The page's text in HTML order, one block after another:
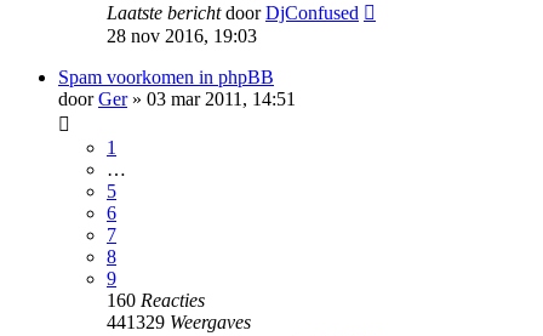
Laatste berichtdoorDjConfused
28 nov 2016, 19:03
Spam voorkomen in phpBB
doorGer» 03 mar 2011, 14:51
1
…
5
6
7
8
9
160 Reacties
441329 Weergaves